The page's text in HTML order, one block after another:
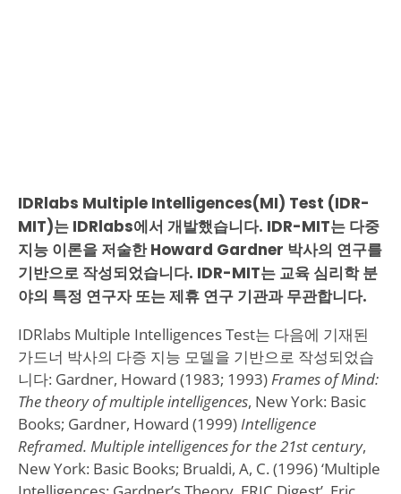
IDRlabs Multiple Intelligences(MI) Test (IDR-
MIT)는 IDRlabs에서 개발했습니다. IDR-MIT는 다중
지능 이론을 저술한 Howard Gardner 박사의 연구를
기반으로 작성되었습니다. IDR-MIT는 교육 심리학 분
야의 특정 연구자 또는 제휴 연구 기관과 무관합니다.
IDRlabs Multiple Intelligences Test는 다음에 기재된
가드너 박사의 다증 지능 모델을 기반으로 작성되었습
니다: Gardner, Howard (1983; 1993)Frames of Mind:
The theory of multiple intelligences, New York: Basic
Books; Gardner, Howard (1999)Intelligence
Reframed. Multiple intelligences for the 21st century,
New York: Basic Books; Brualdi, A, C. (1996) ‘Multiple